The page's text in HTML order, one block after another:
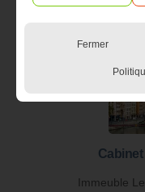
Fermer
Immeuble